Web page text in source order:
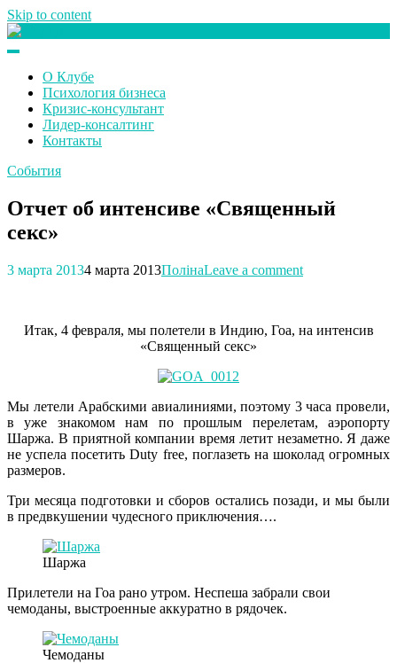
Skip to content
О Клубе
Психология бизнеса
Кризис-консультант
Лидер-консалтинг
Контакты
События
Отчет об интенсиве «Священный
секс»
3 марта 20134 марта 2013ПолінаLeave a comment
Итак, 4 февраля, мы полетели в Индию, Гоа, на интенсив
«Священный секс»
Мы летели Арабскими авиалиниями, поэтому 3 часа провели,
в уже знакомом нам по прошлым перелетам, аэропорту
Шаржа. В приятной компании время летит незаметно. Я даже
не успела посетить Duty free, поглазеть на шоколад огромных
размеров.
Три месяца подготовки и сборов остались позади, и мы были
в предвкушении чудесного приключения….
Шаржа
Прилетели на Гоа рано утром. Неспеша забрали свои
чемоданы, выстроенные аккуратно в рядочек.
Чемоданы